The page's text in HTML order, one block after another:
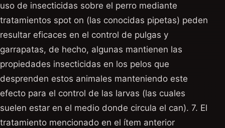
uso de insecticidas sobre el perro mediante
tratamientos spot on (las conocidas pipetas) peden
resultar eficaces en el control de pulgas y
garrapatas, de hecho, algunas mantienen las
propiedades insecticidas en los pelos que
desprenden estos animales manteniendo este
efecto para el control de las larvas (las cuales
suelen estar en el medio donde circula el can). 7. El
tratamiento mencionado en el ítem anterior